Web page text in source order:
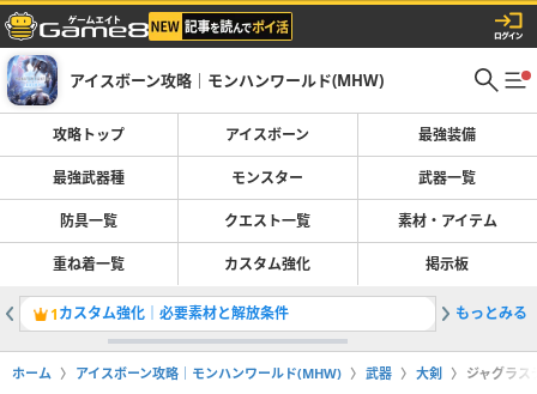
アイスボーン攻略｜モンハンワールド(MHW)
攻略トップ アイスボーン 最強装備
最強武器種 モンスター 武器一覧
防具一覧 クエスト一覧 素材・アイテム
重ね着一覧 カスタム強化 掲示板
1カスタム強化｜必要素材と解放条件 2おすす
もっとみる
ホーム アイスボーン攻略｜モンハンワールド(MHW) 武器 大剣 ジャグラ